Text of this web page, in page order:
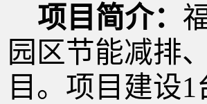
项目简介：
园区节能减排
目。 项目建设1